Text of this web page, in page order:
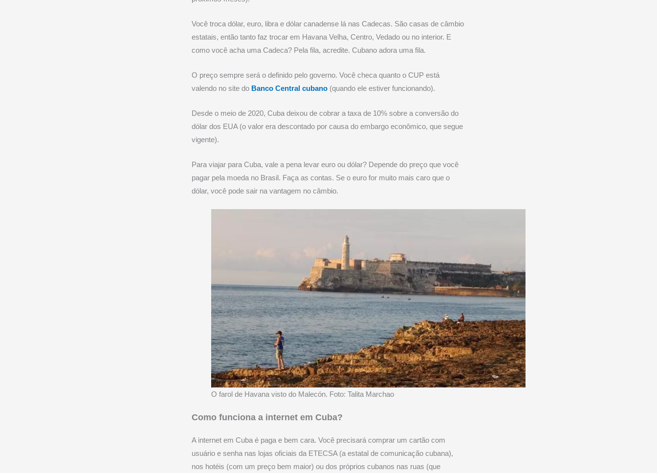
Você troca dólar, euro, libra e dólar canadense lá nas Cadecas. São casas de câmbio
estatais, então tanto faz trocar em Havana Velha, Centro, Vedado ou no interior. E
como você acha uma Cadeca? Pela fila, acredite. Cubano adora uma fila.
O preço sempre será o definido pelo governo. Você checa quanto o CUP está
valendo no site do Banco Central cubano (quando ele estiver funcionando).
Desde o meio de 2020, Cuba deixou de cobrar a taxa de 10% sobre a conversão do
dólar dos EUA (o valor era descontado por causa do embargo econômico, que segue
vigente).
Para viajar para Cuba, vale a pena levar euro ou dólar? Depende do preço que você
pagar pela moeda no Brasil. Faça as contas. Se o euro for muito mais caro que o
dólar, você pode sair na vantagem no câmbio.
O farol de Havana visto do Malecón. Foto: Talita Marchao
Como funciona a internet em Cuba?
A internet em Cuba é paga e bem cara. Você precisará comprar um cartão com
usuário e senha nas lojas oficiais da ETECSA (a estatal de comunicação cubana),
nos hotéis (com um preço bem maior) ou dos próprios cubanos nas ruas (que